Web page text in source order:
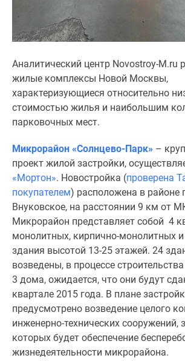
Видео
новостроек
Субсидированная
застройщиком
Rutube
Поиск
Москве
Программа
реновации
Москве
Новостройки
премиум-
класса
Новостройки
бизнес-
класса
Рассрочка
Траншевая
ипотека
Аналитический центр Novostroy-M.ru
жилые комплексы Новой Москвы,
характеризующиеся относительно
стоимостью жилья и наибольшим
парковочных мест.
Микрорайон «Солнцево-Парк» –
проект жилой застройки,
«Мортон». Новостройка (проверена
покупателем) расположена в районе
Внуковское, на расстоянии 9 км от
Микрорайон представляет собой 4
монолитных, кирпично-монолитных
здания высотой 13-25 этажей. 24
возведены, в процессе
3 дома, ожидается, что они будут
квартале 2015 года. В плане
предусмотрено возведение целого
инженерно-технических сооружений,
которых будет обеспечение
жизнедеятельности микрорайона.